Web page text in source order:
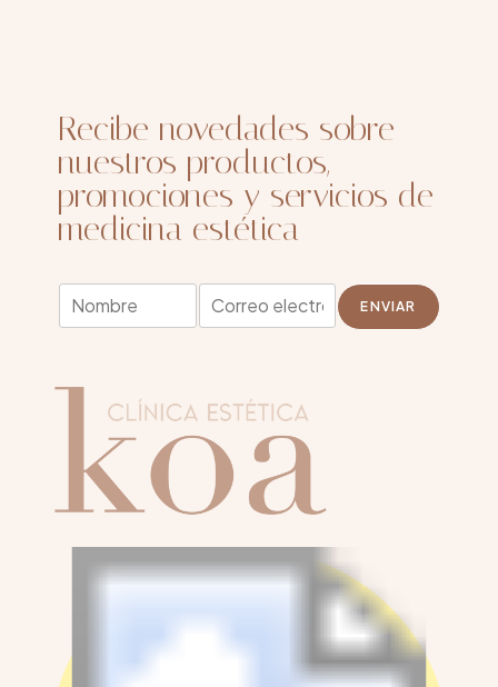
Recibe novedades sobre
nuestros productos,
promociones y servicios de
medicina estética
E
m
a
*
N
r
E
m
ENVIAR